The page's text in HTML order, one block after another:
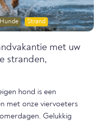
Hunde Strand
met uw
stranden,
hond is een
met onze viervoeters
Gelukkig